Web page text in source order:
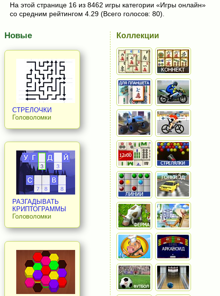
На этой странице 16 из 8462 игры категории «Игры онлайн»
со средним рейтингом 4.29 (Всего голосов: 80).
Новые
СТРЕЛОЧКИ
Головоломки
РАЗГАДЫВАТЬ
КРИПТОГРАММЫ
Головоломки
Коллекции